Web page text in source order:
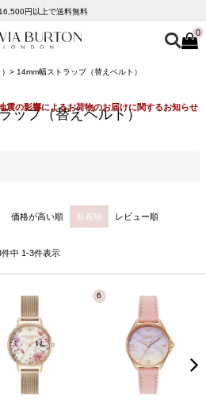
円以上で送料無料
円分のポイントプレゼント
16,500円以上で送料無料
0
14mm幅ストラップ（替えベルト）
ップ（替えベルト）
価格が高い順 新着順 レビュー順
件中 1-3件表示